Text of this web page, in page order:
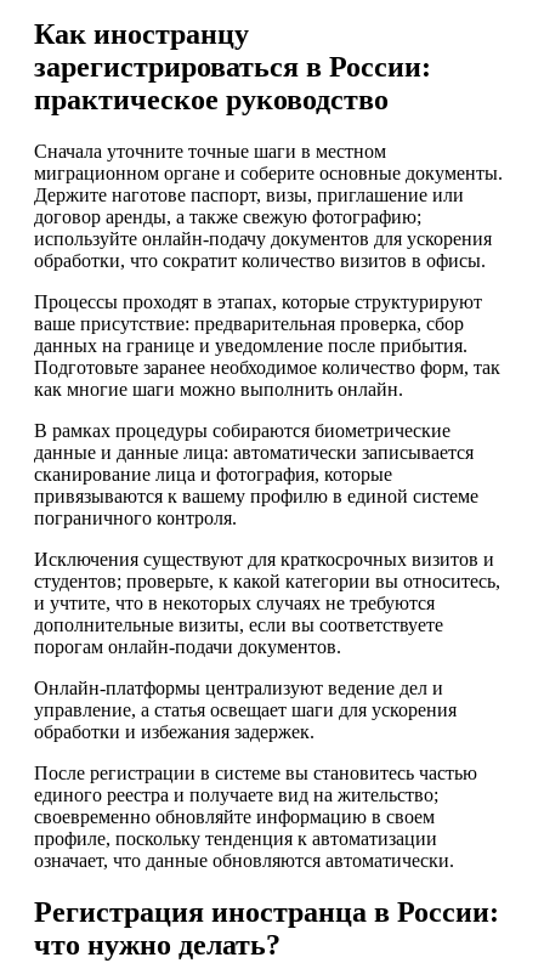
Как иностранцу
зарегистрироваться в России:
практическое руководство
Сначала уточните точные шаги в местном
миграционном органе и соберите основные документы.
Держите наготове паспорт, визы, приглашение или
договор аренды, а также свежую фотографию;
используйте онлайн-подачу документов для ускорения
обработки, что сократит количество визитов в офисы.
Процессы проходят в этапах, которые структурируют
ваше присутствие: предварительная проверка, сбор
данных на границе и уведомление после прибытия.
Подготовьте заранее необходимое количество форм, так
как многие шаги можно выполнить онлайн.
В рамках процедуры собираются биометрические
данные и данные лица: автоматически записывается
сканирование лица и фотография, которые
привязываются к вашему профилю в единой системе
пограничного контроля.
Исключения существуют для краткосрочных визитов и
студентов; проверьте, к какой категории вы относитесь,
и учтите, что в некоторых случаях не требуются
дополнительные визиты, если вы соответствуете
порогам онлайн-подачи документов.
Онлайн-платформы централизуют ведение дел и
управление, а статья освещает шаги для ускорения
обработки и избежания задержек.
После регистрации в системе вы становитесь частью
единого реестра и получаете вид на жительство;
своевременно обновляйте информацию в своем
профиле, поскольку тенденция к автоматизации
означает, что данные обновляются автоматически.
Регистрация иностранца в России:
что нужно делать?